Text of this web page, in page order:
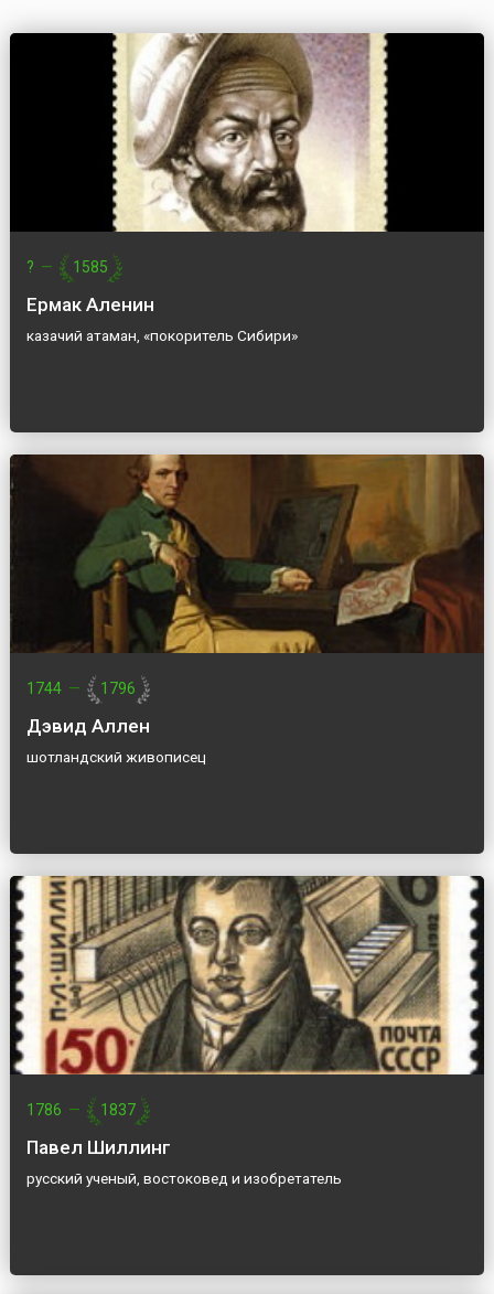
? — 1585
Ермак Аленин
казачий атаман, «покоритель Сибири»
1744 — 1796
Дэвид Аллен
шотландский живописец
1786 — 1837
Павел Шиллинг
русский ученый, востоковед и изобретатель